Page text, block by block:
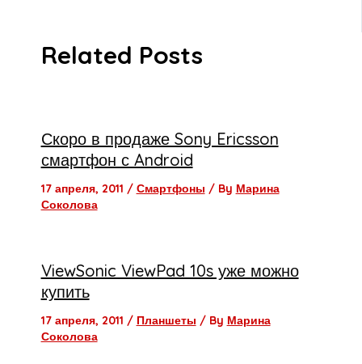
Related Posts
Скоро в продаже Sony Ericsson
смартфон с Android
17 апреля, 2011 / Смартфоны / By Марина
Соколова
ViewSonic ViewPad 10s уже можно
купить
17 апреля, 2011 / Планшеты / By Марина
Соколова